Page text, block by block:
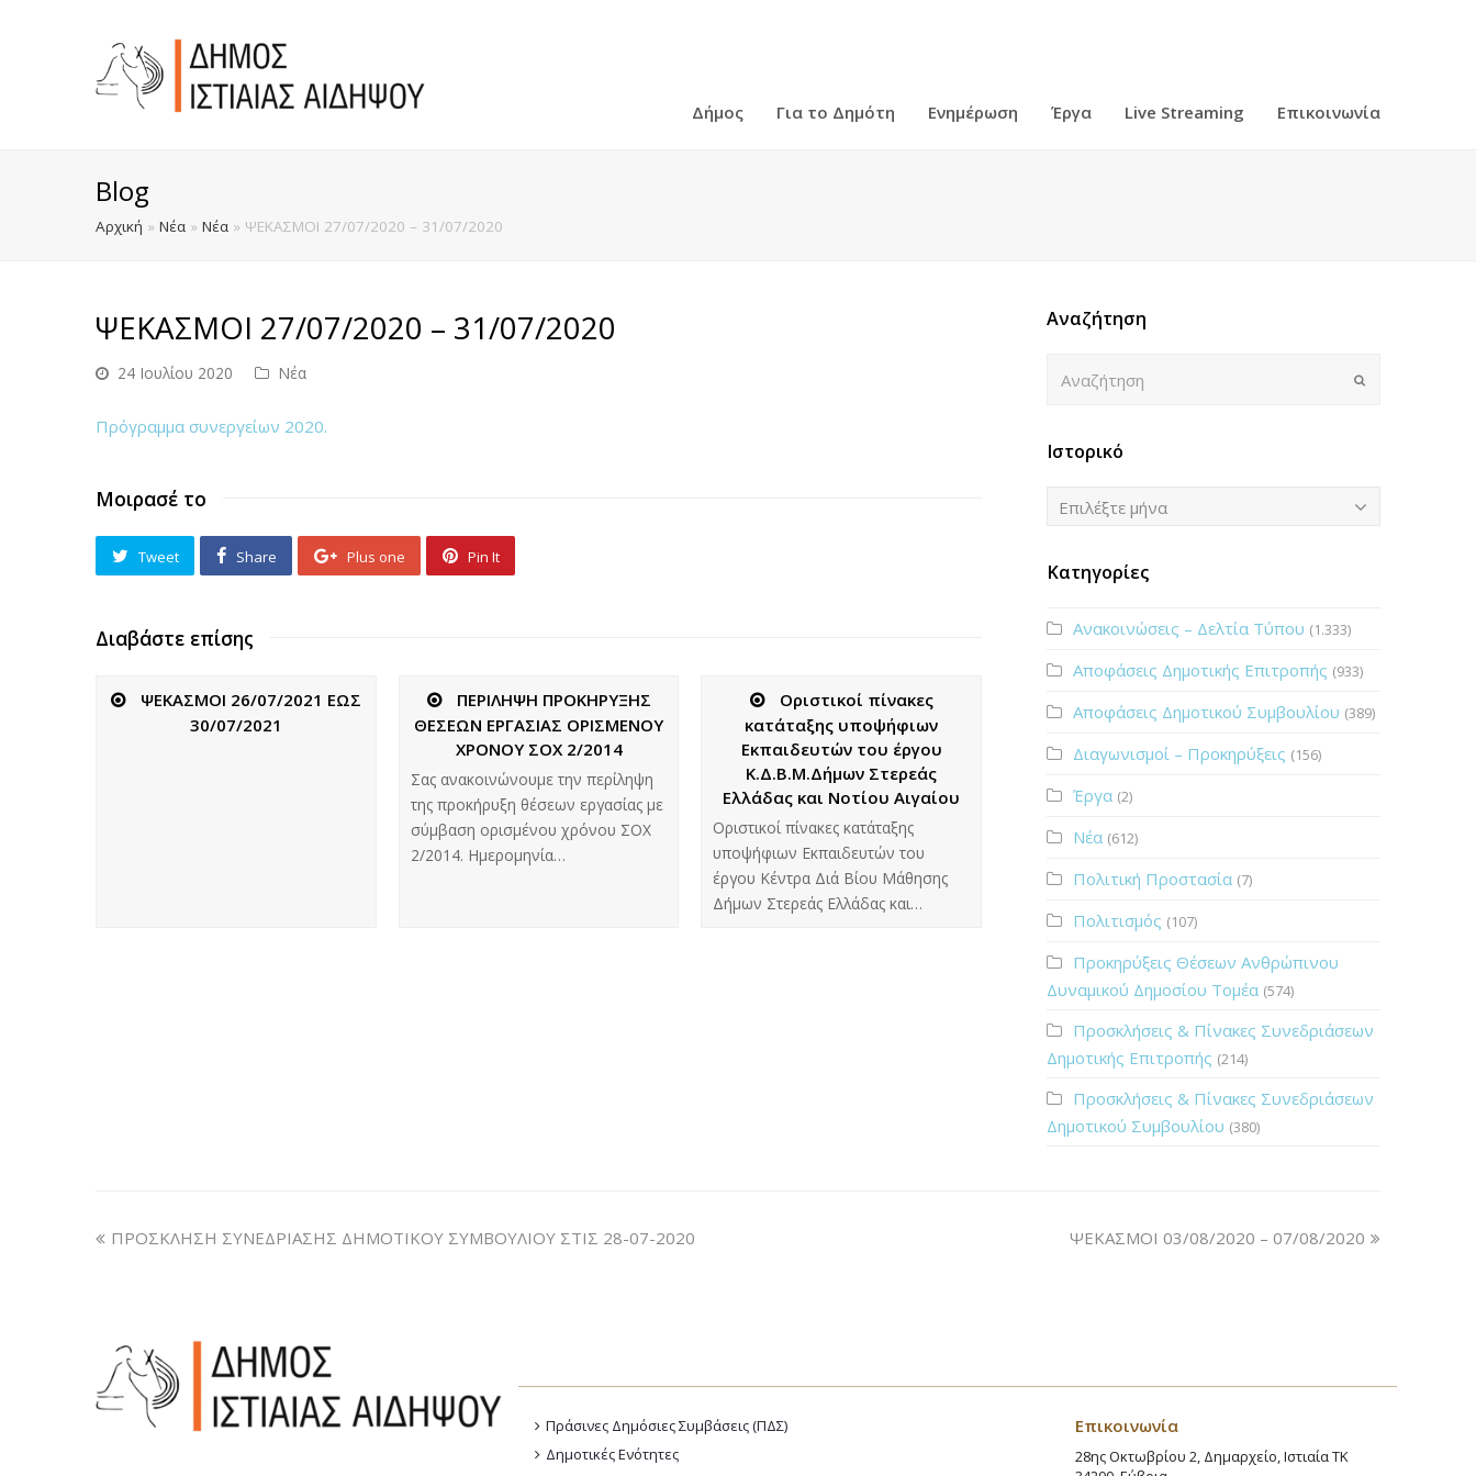
Δήμος Για το Δημότη Ενημέρωση Έργα Live Streaming Επικοινωνία
Blog
Αρχική » Νέα » Νέα » ΨΕΚΑΣΜΟΙ 27/07/2020 – 31/07/2020
ΨΕΚΑΣΜΟΙ 27/07/2020 – 31/07/2020
24 Ιουλίου 2020 Νέα
Πρόγραμμα συνεργείων 2020.
Μοιρασέ το
Tweet Share Plus one Pin It
Διαβάστε επίσης
ΨΕΚΑΣΜΟΙ 26/07/2021 ΕΩΣ
30/07/2021
ΠΕΡΙΛΗΨΗ ΠΡΟΚΗΡΥΞΗΣ
ΘΕΣΕΩΝ ΕΡΓΑΣΙΑΣ ΟΡΙΣΜΕΝΟΥ
ΧΡΟΝΟΥ ΣΟΧ 2/2014
Σας ανακοινώνουμε την περίληψη
της προκήρυξη θέσεων εργασίας με
σύμβαση ορισμένου χρόνου ΣΟΧ
2/2014. Ημερομηνία…
Οριστικοί πίνακες
κατάταξης υποψήφιων
Εκπαιδευτών του έργου
Κ.Δ.Β.Μ.Δήμων Στερεάς
Ελλάδας και Νοτίου Αιγαίου
Οριστικοί πίνακες κατάταξης
υποψήφιων Εκπαιδευτών του
έργου Κέντρα Διά Βίου Μάθησης
Δήμων Στερεάς Ελλάδας και…
Αναζήτηση
Ιστορικό
Ιστορικό
Επιλέξτε μήνα
Κατηγορίες
Ανακοινώσεις – Δελτία Τύπου (1.333)
Αποφάσεις Δημοτικής Επιτροπής (933)
Αποφάσεις Δημοτικού Συμβουλίου (389)
Διαγωνισμοί – Προκηρύξεις (156)
Έργα (2)
Νέα (612)
Πολιτική Προστασία (7)
Πολιτισμός (107)
Προκηρύξεις Θέσεων Ανθρώπινου
Δυναμικού Δημοσίου Τομέα (574)
Προσκλήσεις & Πίνακες Συνεδριάσεων
Δημοτικής Επιτροπής (214)
Προσκλήσεις & Πίνακες Συνεδριάσεων
Δημοτικού Συμβουλίου (380)
ΠΡΟΣΚΛΗΣΗ ΣΥΝΕΔΡΙΑΣΗΣ ΔΗΜΟΤΙΚΟΥ ΣΥΜΒΟΥΛΙΟΥ ΣΤΙΣ 28-07-2020 ΨΕΚΑΣΜΟΙ 03/08/2020 – 07/08/2020
Πράσινες Δημόσιες Συμβάσεις (ΠΔΣ)
Δημοτικές Ενότητες
Επικοινωνία
28ης Οκτωβρίου 2, Δημαρχείο, Ιστιαία ΤΚ